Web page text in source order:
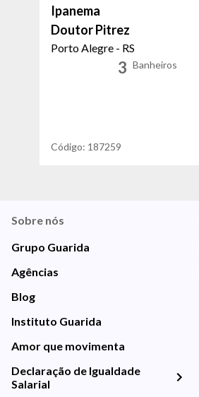
Ipanema
Doutor Pitrez
Porto Alegre - RS
3 Banheiros
Código: 187259
Sobre nós
Grupo Guarida
Agências
Blog
Instituto Guarida
Amor que movimenta
Declaração de Igualdade
Salarial